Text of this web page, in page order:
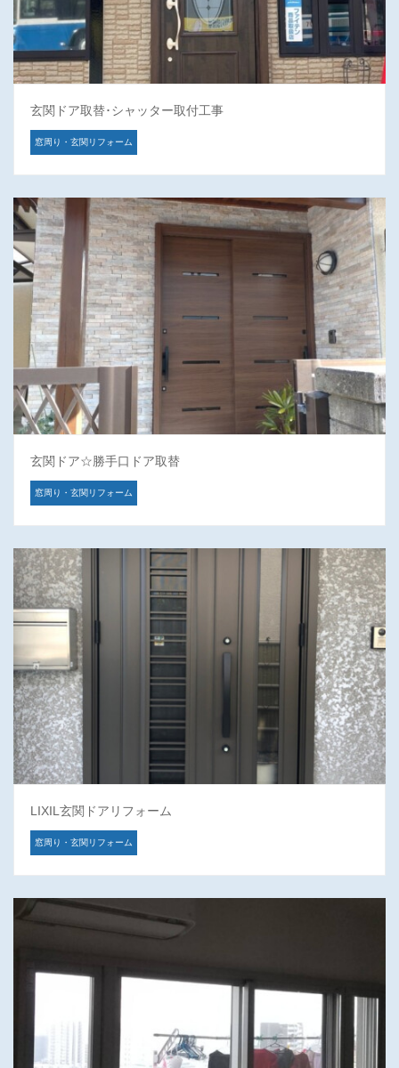
玄関ドア取替･シャッター取付工事
窓周り・玄関リフォーム
玄関ドア☆勝手口ドア取替
窓周り・玄関リフォーム
LIXIL玄関ドアリフォーム
窓周り・玄関リフォーム